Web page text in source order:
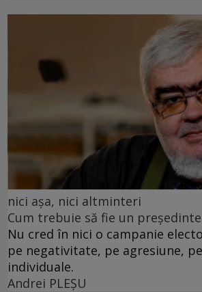
nici așa, nici altminteri
Cum trebuie să fie un președinte
Nu cred în nici o campanie
pe negativitate, pe agresiune,
individuale.
Andrei PLEŞU